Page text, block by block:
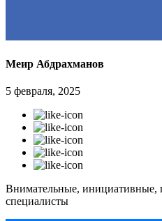
Меир Абдрахманов
5 февраля, 2025
Внимательные, инициативные,
специалисты